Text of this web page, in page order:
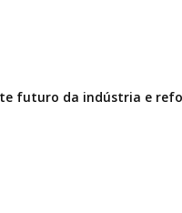
futuro da indústria e